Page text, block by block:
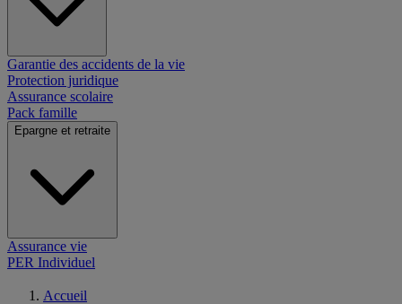
Garantie des accidents de la vie
Protection juridique
Assurance scolaire
Pack famille
Epargne et retraite
Assurance vie
PER Individuel
Accueil